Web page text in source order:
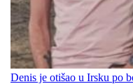
Denis je otišao u Irsku po